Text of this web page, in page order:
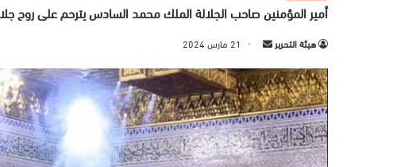
أمير المؤمنين صاحب الجلالة الملك محمد السادس يترحم على روح
هيئة التحرير
س
ل
ب
ر
ي
21 مارس 2024